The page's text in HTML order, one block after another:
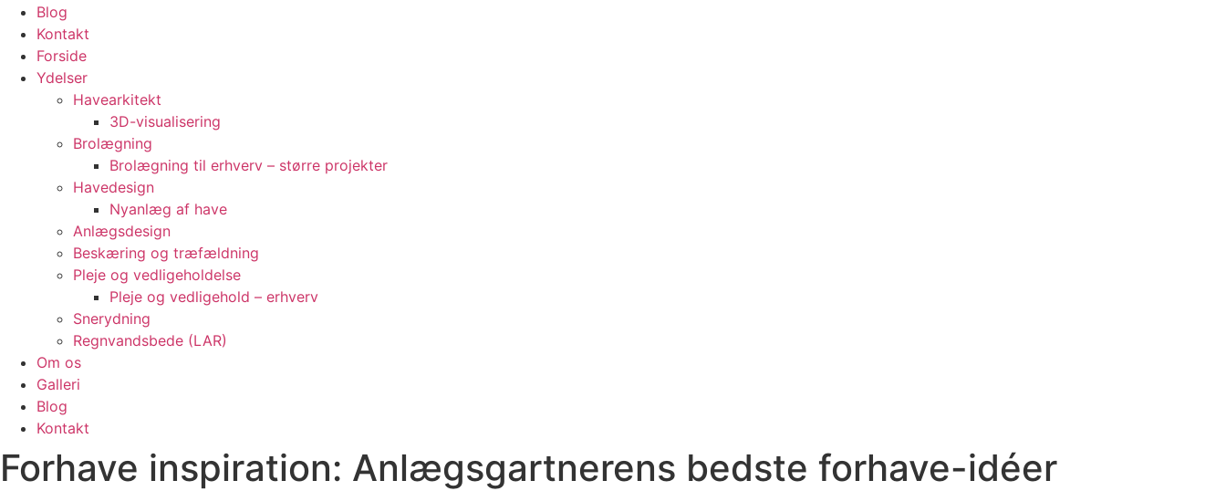
Blog
Kontakt
Forside
Ydelser
Havearkitekt
3D-visualisering
Brolægning
Brolægning til erhverv – større projekter
Havedesign
Nyanlæg af have
Anlægsdesign
Beskæring og træfældning
Pleje og vedligeholdelse
Pleje og vedligehold – erhverv
Snerydning
Regnvandsbede (LAR)
Om os
Galleri
Blog
Kontakt
Forhave inspiration: Anlægsgartnerens bedste forhave-idéer